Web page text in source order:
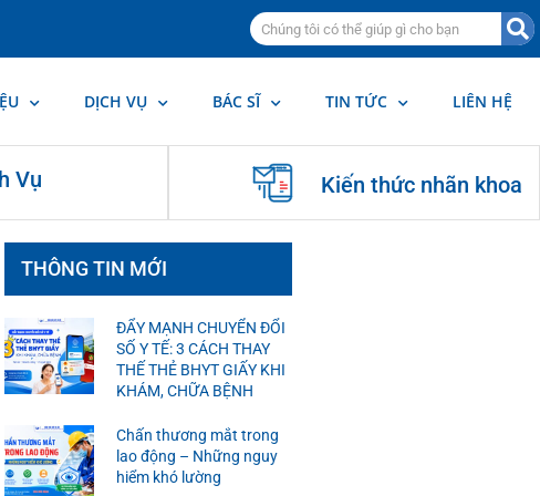
DỊCH VỤ BÁC SĨ TIN TỨC LIÊN HỆ
Vụ Kiến thức nhãn khoa
THÔNG TIN MỚI
ĐẨY MẠNH CHUYỂN ĐỔI
SỐ Y TẾ: 3 CÁCH THAY
THẾ THẺ BHYT GIẤY KHI
KHÁM, CHỮA BỆNH
Chấn thương mắt trong
lao động – Những nguy
hiểm khó lường